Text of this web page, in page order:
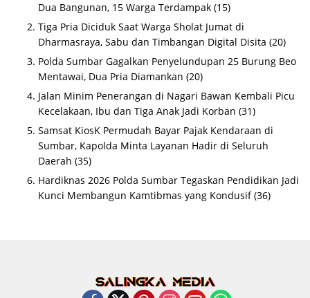
Dua Bangunan, 15 Warga Terdampak (15)
Tiga Pria Diciduk Saat Warga Sholat Jumat di
Dharmasraya, Sabu dan Timbangan Digital Disita (20)
Polda Sumbar Gagalkan Penyelundupan 25 Burung Beo
Mentawai, Dua Pria Diamankan (20)
Jalan Minim Penerangan di Nagari Bawan Kembali Picu
Kecelakaan, Ibu dan Tiga Anak Jadi Korban (31)
Samsat KiosK Permudah Bayar Pajak Kendaraan di
Sumbar, Kapolda Minta Layanan Hadir di Seluruh
Daerah (35)
Hardiknas 2026 Polda Sumbar Tegaskan Pendidikan Jadi
Kunci Membangun Kamtibmas yang Kondusif (36)